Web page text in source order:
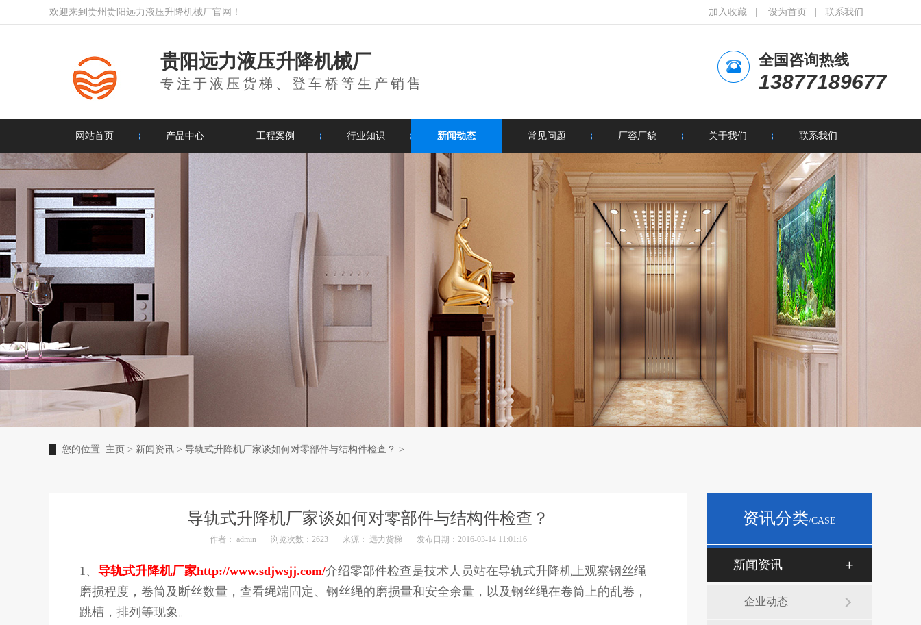
欢迎来到贵州贵阳远力液压升降机械厂官网！ 加入收藏 设为首页 联系我们
贵阳远力液压升降机械厂
专注于液压货梯、登车桥等生产销售
全国咨询热线
13877189677
网站首页 产品中心 工程案例 行业知识 新闻动态 常见问题 厂容厂貌 关于我们 联系我们
您的位置: 主页 > 新闻资讯 > 导轨式升降机厂家谈如何对零部件与结构件检查？ >
导轨式升降机厂家谈如何对零部件与结构件检查？
作者： admin 浏览次数：2623 来源： 远力货梯 发布日期：2016-03-14 11:01:16
1、 导轨式升降机厂家http://www.sdjwsjj.com/介绍零部件检查是技术人员站在导轨式升降机上观察钢丝绳
磨损程度，卷筒及断丝数量，查看绳端固定、钢丝绳的磨损量和安全余量，以及钢丝绳在卷筒上的乱卷，
跳槽，排列等现象。
资讯分类/CASE
新闻资讯
企业动态